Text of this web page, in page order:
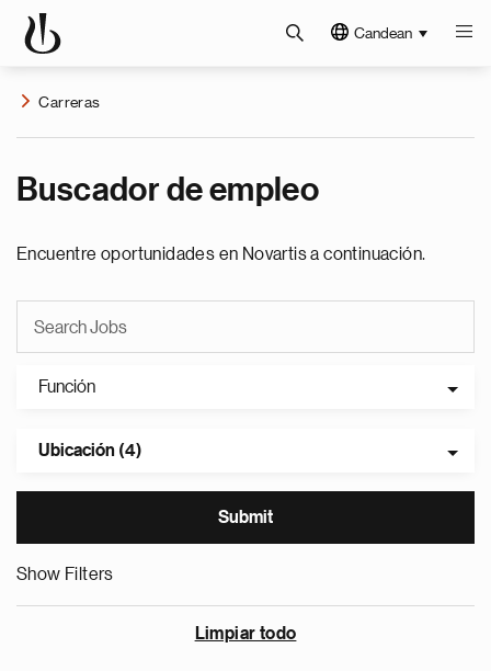
Candean
Carreras
Buscador de empleo
Encuentre oportunidades en Novartis a continuación.
Función
Ubicación (4)
Show Filters
Limpiar todo